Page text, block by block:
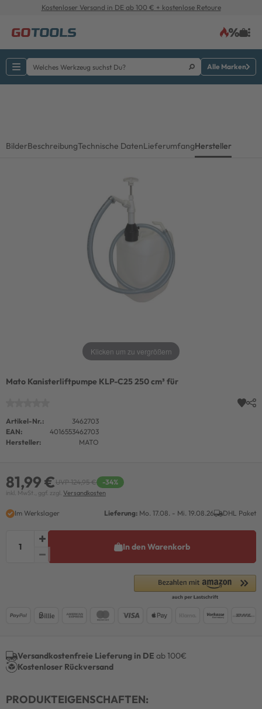
Kostenloser Versand in DE ab 100 € + kostenlose Retoure
Alle Marken
BilderBeschreibungTechnische DatenLieferumfangHersteller
Klicken um zu vergrößern
Mato Kanisterliftpumpe KLP-C25 250 cm³ für
Artikel-Nr.:
3462703
EAN:
4016553462703
Hersteller:
MATO
81,99 €UVP 124,95 € -34%
inkl. MwSt., ggf. zzgl. Versandkosten
Im Werkslager Lieferung: Mo. 17.08. - Mi. 19.08.26 DHL Paket
In den Warenkorb
Versandkostenfreie Lieferung in DE ab 100€
Kostenloser Rückversand
PRODUKTEIGENSCHAFTEN: